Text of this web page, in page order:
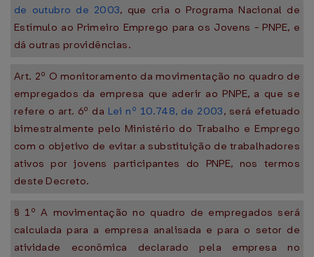
de outubro de 2003, que cria o Programa Nacional de
Estímulo ao Primeiro Emprego para os Jovens - PNPE, e
dá outras providências.
Art. 2º O monitoramento da movimentação no quadro de
empregados da empresa que aderir ao PNPE, a que se
refere o art. 6º da Lei nº 10.748, de 2003, será efetuado
bimestralmente pelo Ministério do Trabalho e Emprego
com o objetivo de evitar a substituição de trabalhadores
ativos por jovens participantes do PNPE, nos termos
deste Decreto.
§ 1º A movimentação no quadro de empregados será
calculada para a empresa analisada e para o setor de
atividade econômica declarado pela empresa no